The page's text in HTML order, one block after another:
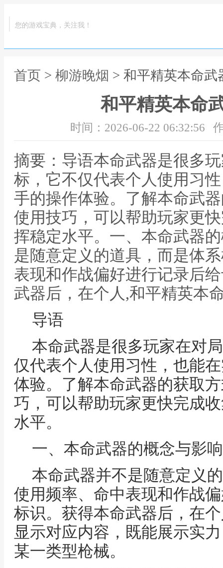
您的游戏宝典，关注我！
首页 > 柳游晚烟 > 和平精英本命武
和平精英本命
时间：2026-06-22 06:32:56
摘要：导语本命武器是很多
标，它不仅代表个人使用习
手的操作体验。了解本命武
使用技巧，可以帮助玩家更
挥稳定水平。一、本命武器
是随意定义的道具，而是体
表现和作战偏好进行记录后
武器后，在个人,和平精英本
导语
本命武器是很多玩家在对
仅代表个人使用习性，也能
体验。了解本命武器的获取
巧，可以帮助玩家更快完成
水平。
一、本命武器的概念与影响
本命武器并不是随意定义
使用频率、命中表现和作战
标识。获得本命武器后，在
显示对应内容，既能展示实
某一类型枪械。